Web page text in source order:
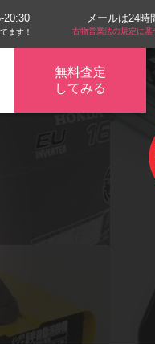
20:30
ます！
メールは24時
古物営業法の規定に基
無料査定
してみる